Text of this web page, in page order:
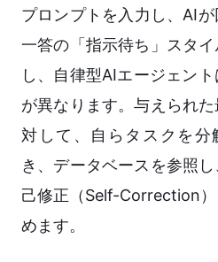
プロンプトを入力し、AI
一答の「指示待ち」スタ
し、自律型AIエージェン
が異なります。与えられ
対して、自らタスクを分
き、データベースを参照
己修正（Self-Correction
めます。